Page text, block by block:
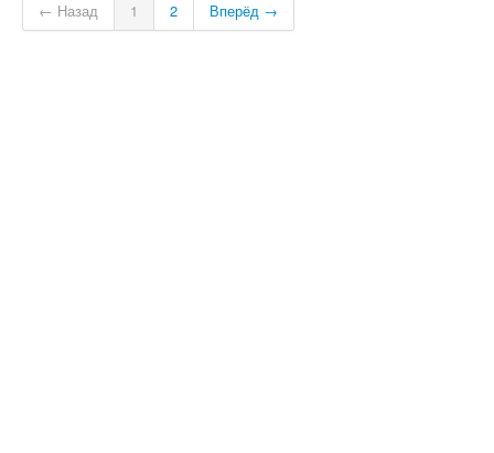
← Назад 1 2 Вперёд →